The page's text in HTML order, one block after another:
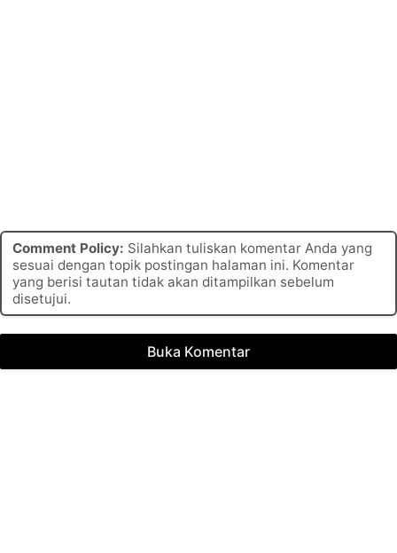
Comment Policy: Silahkan tuliskan komentar Anda yang
sesuai dengan topik postingan halaman ini. Komentar
yang berisi tautan tidak akan ditampilkan sebelum
disetujui.
Buka Komentar